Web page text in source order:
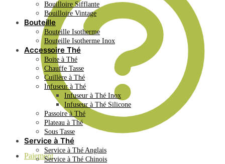
Paiement
Bouilloire Sifflante
Bouilloire Vintage
Bouteille
Bouteille Isotherme
Bouteille Isotherme Inox
Accessoire Thé
Boite à Thé
Chauffe Tasse
Cuillère à Thé
Infuseur à Thé
Infuseur à Thé Inox
Infuseur à Thé Silicone
Passoire à Thé
Plateau à Thé
Sous Tasse
Service à Thé
Service à Thé Anglais
Service à Thé Chinois